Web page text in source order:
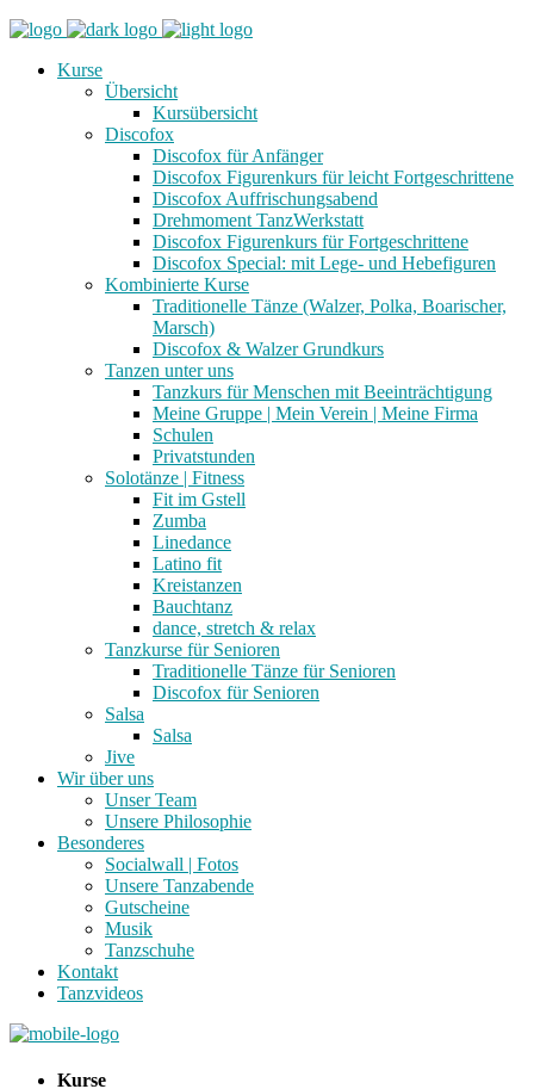
Kurse
Übersicht
Kursübersicht
Discofox
Discofox für Anfänger
Discofox Figurenkurs für leicht Fortgeschrittene
Discofox Auffrischungsabend
Drehmoment TanzWerkstatt
Discofox Figurenkurs für Fortgeschrittene
Discofox Special: mit Lege- und Hebefiguren
Kombinierte Kurse
Traditionelle Tänze (Walzer, Polka, Boarischer,
Marsch)
Discofox & Walzer Grundkurs
Tanzen unter uns
Tanzkurs für Menschen mit Beeinträchtigung
Meine Gruppe | Mein Verein | Meine Firma
Schulen
Privatstunden
Solotänze | Fitness
Fit im Gstell
Zumba
Linedance
Latino fit
Kreistanzen
Bauchtanz
dance, stretch & relax
Tanzkurse für Senioren
Traditionelle Tänze für Senioren
Discofox für Senioren
Salsa
Salsa
Jive
Wir über uns
Unser Team
Unsere Philosophie
Besonderes
Socialwall | Fotos
Unsere Tanzabende
Gutscheine
Musik
Tanzschuhe
Kontakt
Tanzvideos
Kurse